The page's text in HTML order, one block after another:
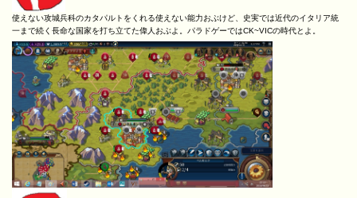
使えない攻城兵科のカタパルトをくれる使えない能力おぶけど、史実では近代のイタリア統
一まで続く長命な国家を打ち立てた偉人おぶよ。パラドゲーではCK~VICの時代とよ。